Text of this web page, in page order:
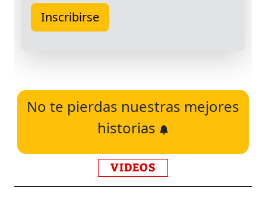
No te pierdas nuestras mejores
historias
VIDEOS